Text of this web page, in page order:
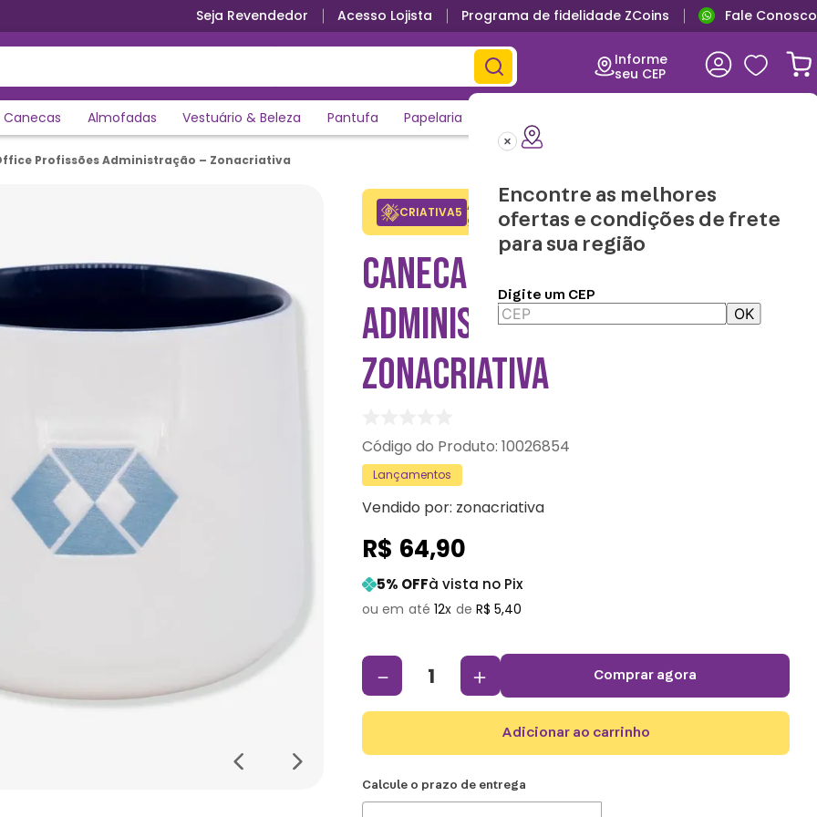
Seja Revendedor Acesso Lojista Programa de fidelidade ZCoins Fale Conosco
Informe
seu CEP
Encontre as melhores
ofertas e condições de frete
para sua região
Digite um CEP
OK
Canecas Almofadas Vestuário & Beleza Pantufa Papelaria
Profissões Administração – Zonacriativa
CRIATIVA5 Adicione o cupom no carrinho e
ganhe desconto na 1a compra.
Copiar
CANECA OFFICE PROFISSÕES
ADMINISTRAÇÃO –
ZONACRIATIVA
:10026854
Lançamentos
Vendido por: zonacriativa
R$ 64,90
5% OFFà vista no Pix
12 R$ 5,40
＋
－ comprar agora
adicionar ao carrinho